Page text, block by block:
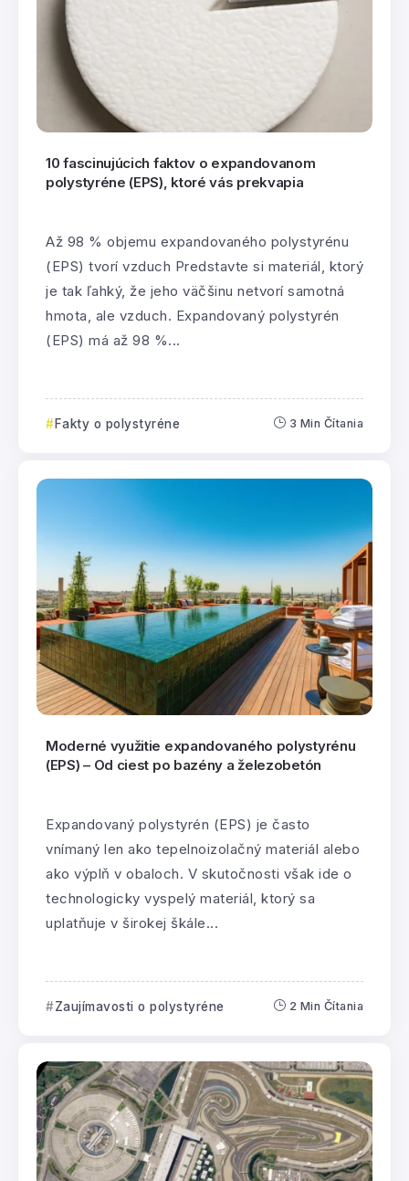
10 fascinujúcich faktov o expandovanom
polystyréne (EPS), ktoré vás prekvapia
Až 98 % objemu expandovaného polystyrénu
(EPS) tvorí vzduch Predstavte si materiál, ktorý
je tak ľahký, že jeho väčšinu netvorí samotná
hmota, ale vzduch. Expandovaný polystyrén
(EPS) má až 98 %...
Fakty o polystyréne 3 Min Čítania
Moderné využitie expandovaného polystyrénu
(EPS) – Od ciest po bazény a železobetón
Expandovaný polystyrén (EPS) je často
vnímaný len ako tepelnoizolačný materiál alebo
ako výplň v obaloch. V skutočnosti však ide o
technologicky vyspelý materiál, ktorý sa
uplatňuje v širokej škále...
Zaujímavosti o polystyréne 2 Min Čítania